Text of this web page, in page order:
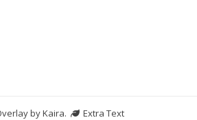
byKaira.
Extra Text